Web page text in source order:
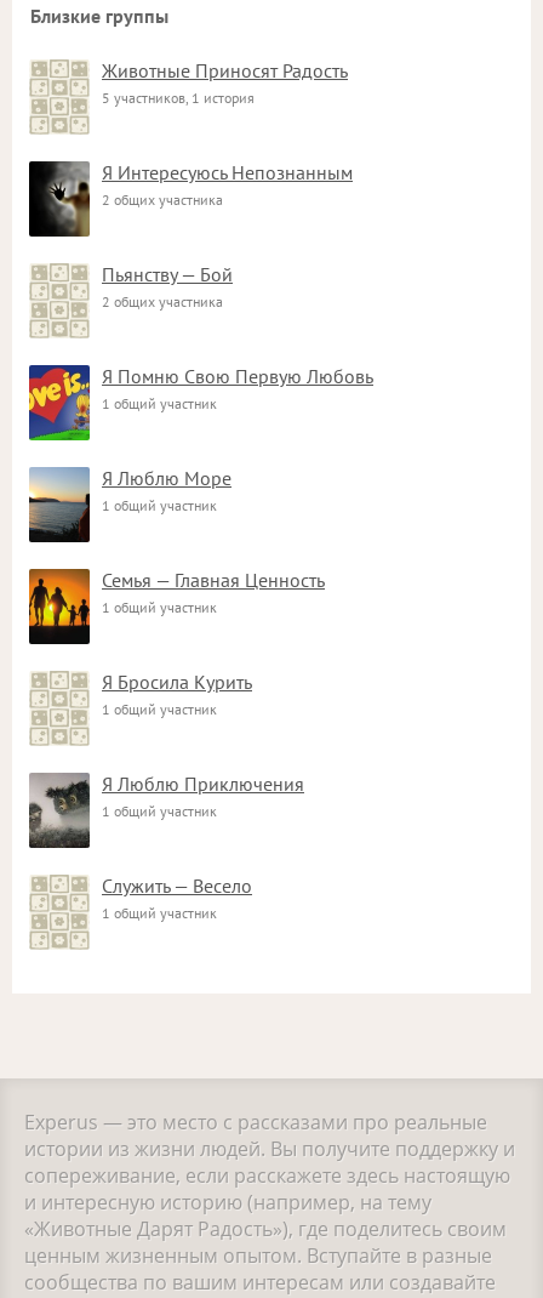
Близкие группы
Животные Приносят Радость
5 участников, 1 история
Я Интересуюсь Непознанным
2 общих участника
Пьянству — Бой
2 общих участника
Я Помню Свою Первую Любовь
1 общий участник
Я Люблю Море
1 общий участник
Семья — Главная Ценность
1 общий участник
Я Бросила Курить
1 общий участник
Я Люблю Приключения
1 общий участник
Служить — Весело
1 общий участник
Experus — это место с рассказами про реальные
истории из жизни людей. Вы получите поддержку и
сопереживание, если расскажете здесь настоящую
и интересную историю (например, на тему
«Животные Дарят Радость»), где поделитесь своим
ценным жизненным опытом. Вступайте в разные
сообщества по вашим интересам или создавайте